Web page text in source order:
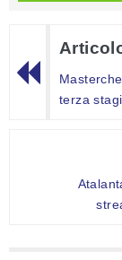
terza